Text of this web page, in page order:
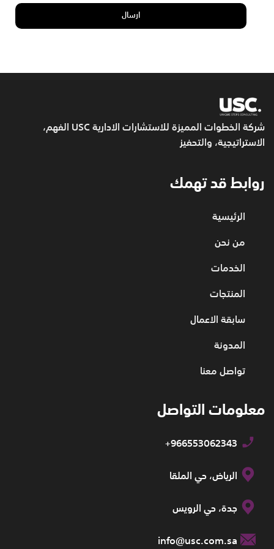
شركة الخطوات المميزة للاستشارات الادارية USC
الفهم،
الاستراتيجية، والتحفيز
روابط قد تهمك
الرئيسية
من نحن
الخدمات
المنتجات
سابقة الاعمال
المدونة
تواصل معنا
معلومات التواصل
+966553062343
الرياض، حي الملقا
جدة، حي الرويس
info@usc.com.sa